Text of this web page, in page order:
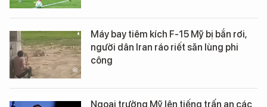
Máy bay tiêm kích F-15 Mỹ bị bắn rơi,
người dân Iran ráo riết săn lùng phi
công
Ngoại trưởng Mỹ lên tiếng trấn an các